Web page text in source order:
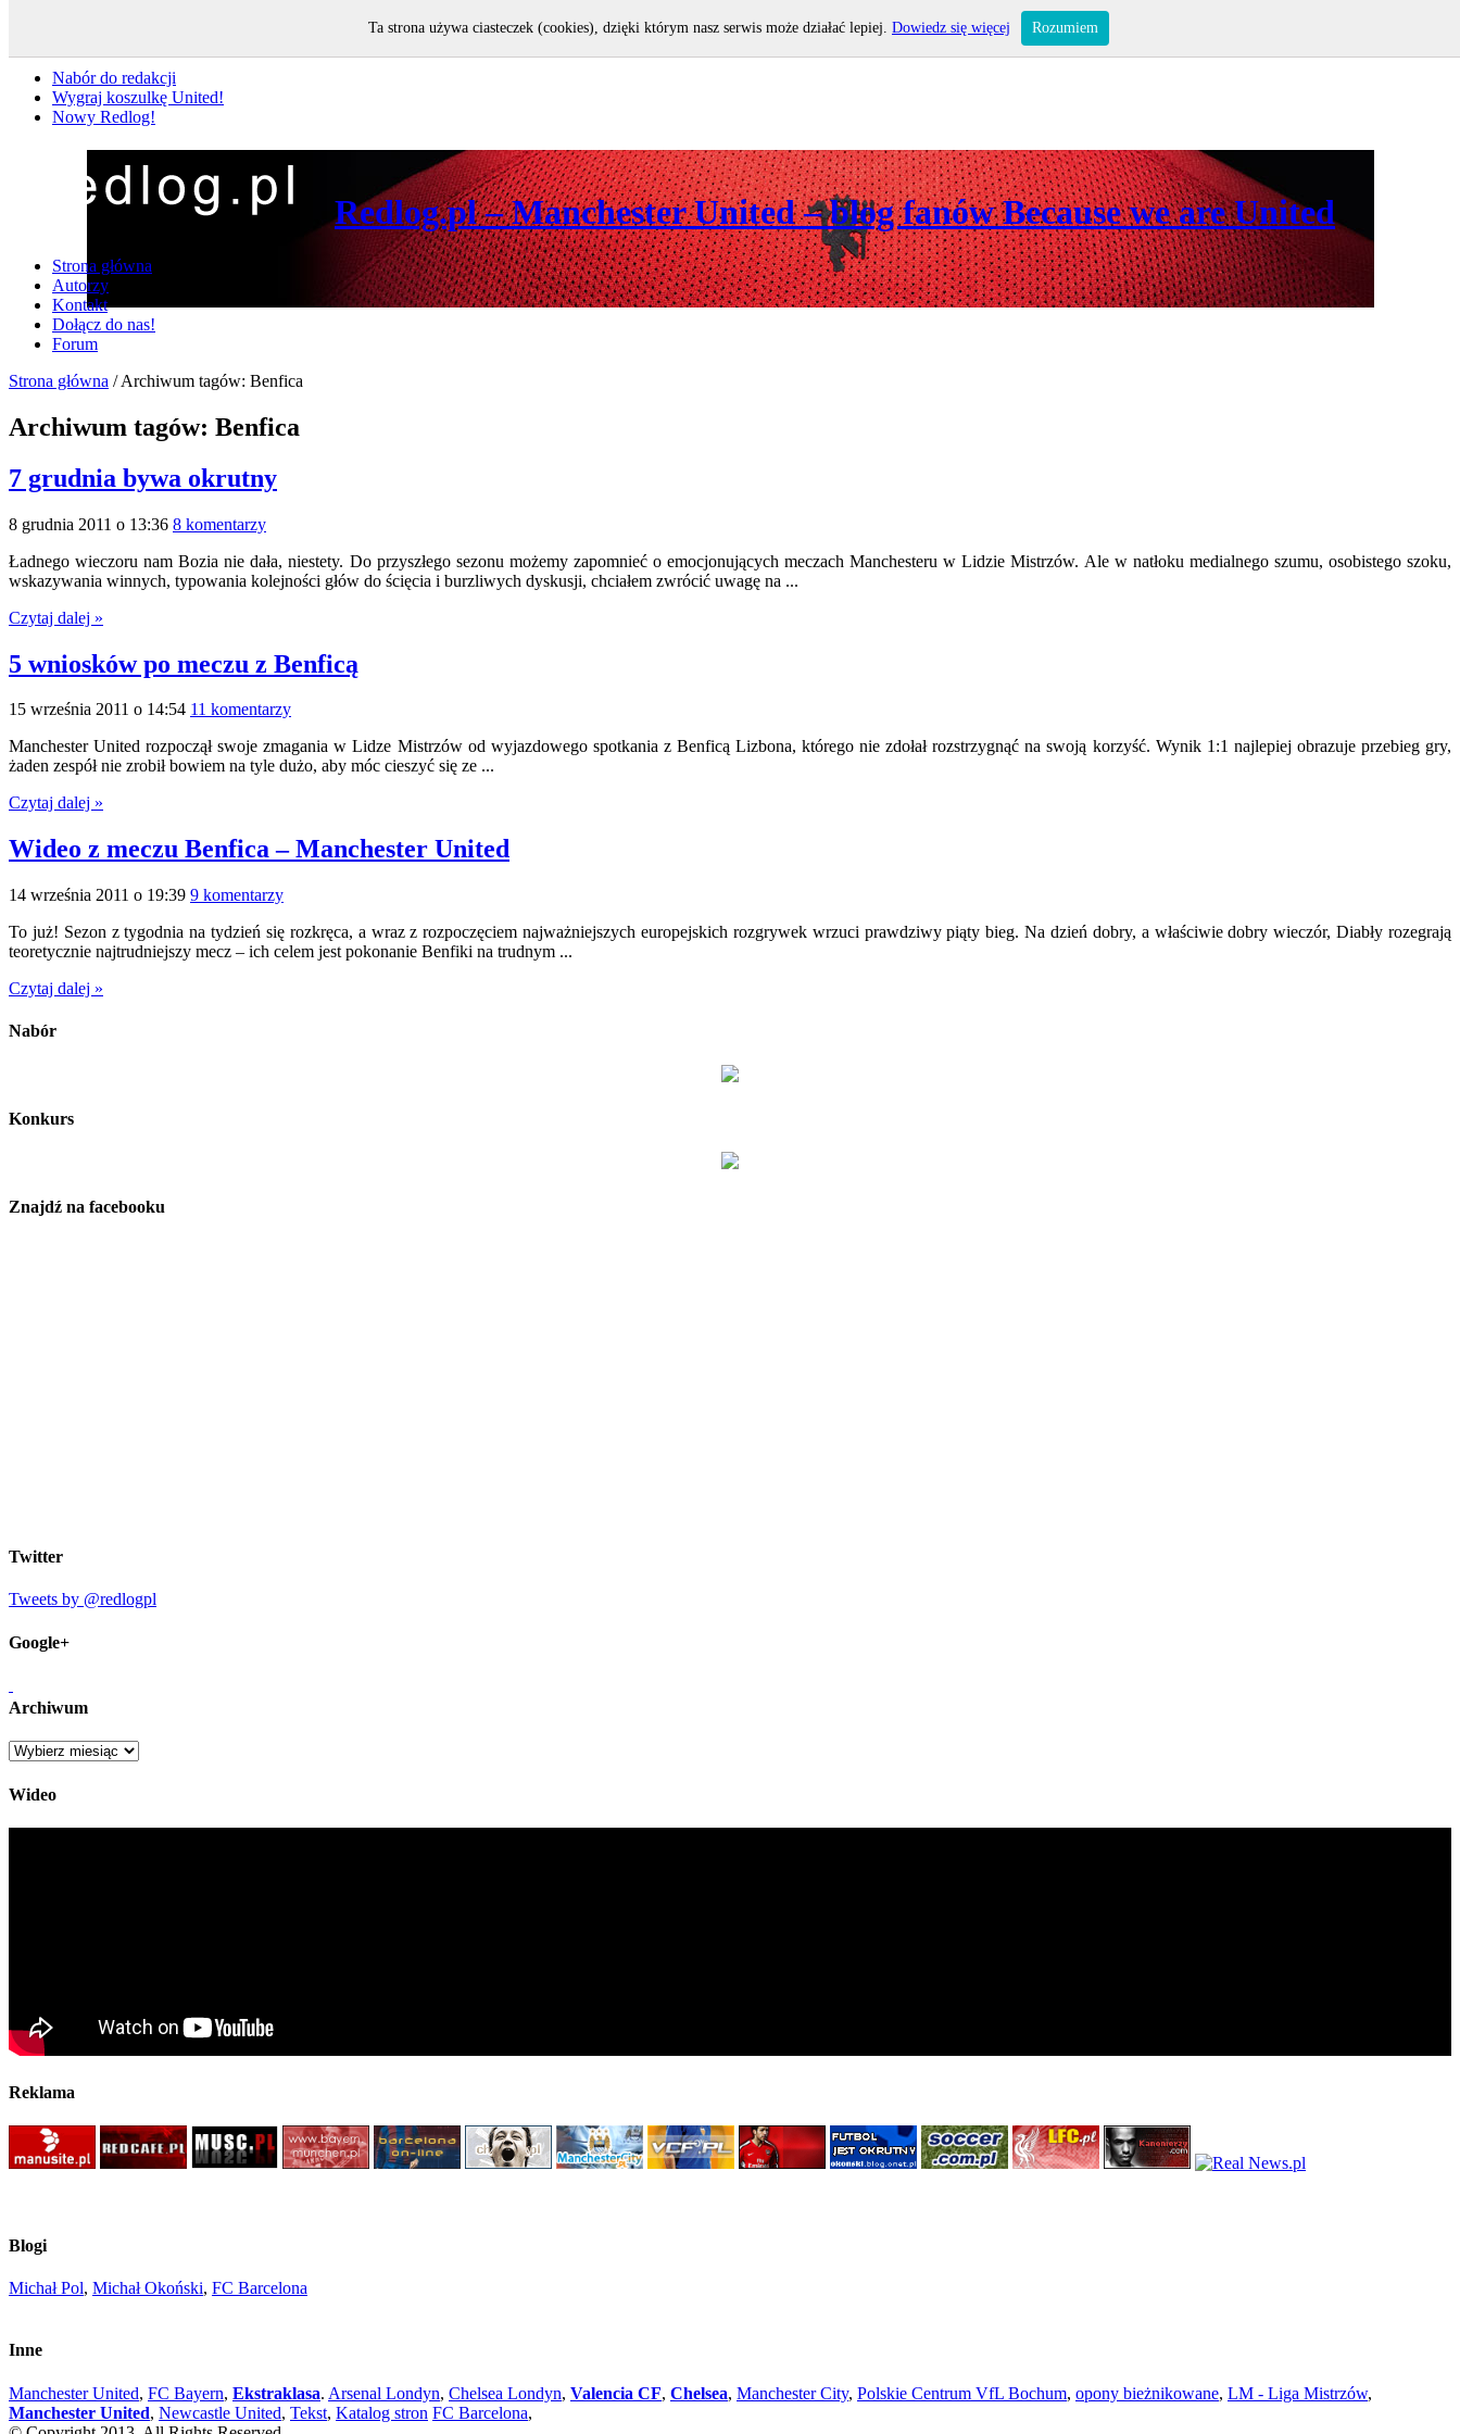
Nabór do redakcji
Wygraj koszulkę United!
Nowy Redlog!
Redlog.pl – Manchester United – blog fanów Because we are United
Strona główna
Autorzy
Kontakt
Dołącz do nas!
Forum
Strona główna /Archiwum tagów: Benfica
Archiwum tagów: Benfica
7 grudnia bywa okrutny
8 grudnia 2011 o 13:36 8 komentarzy
Ładnego wieczoru nam Bozia nie dała, niestety. Do przyszłego sezonu możemy zapomnieć o emocjonujących meczach Manchesteru w Lidzie Mistrzów. Ale w natłoku medialnego szumu, osobistego szoku,
wskazywania winnych, typowania kolejności głów do ścięcia i burzliwych dyskusji, chciałem zwrócić uwagę na ...
Czytaj dalej »
5 wniosków po meczu z Benficą
15 września 2011 o 14:54 11 komentarzy
Manchester United rozpoczął swoje zmagania w Lidze Mistrzów od wyjazdowego spotkania z Benficą Lizbona, którego nie zdołał rozstrzygnąć na swoją korzyść. Wynik 1:1 najlepiej obrazuje przebieg gry,
żaden zespół nie zrobił bowiem na tyle dużo, aby móc cieszyć się ze ...
Czytaj dalej »
Wideo z meczu Benfica – Manchester United
14 września 2011 o 19:39 9 komentarzy
To już! Sezon z tygodnia na tydzień się rozkręca, a wraz z rozpoczęciem najważniejszych europejskich rozgrywek wrzuci prawdziwy piąty bieg. Na dzień dobry, a właściwie dobry wieczór, Diabły rozegrają
teoretycznie najtrudniejszy mecz – ich celem jest pokonanie Benfiki na trudnym ...
Czytaj dalej »
Nabór
Konkurs
Znajdź na facebooku
Twitter
Tweets by @redlogpl
Google+
Archiwum
Archiwum
Wideo
Reklama
Blogi
Michał Pol, Michał Okoński, FC Barcelona
Inne
Manchester United, FC Bayern, Ekstraklasa. Arsenal Londyn, Chelsea Londyn, Valencia CF, Chelsea, Manchester City, Polskie Centrum VfL Bochum, opony bieżnikowane, LM - Liga Mistrzów,
Manchester United, Newcastle United, Tekst, Katalog stron FC Barcelona,
Ta strona używa ciasteczek (cookies), dzięki którym nasz serwis może działać lepiej. Dowiedz się więcej Rozumiem